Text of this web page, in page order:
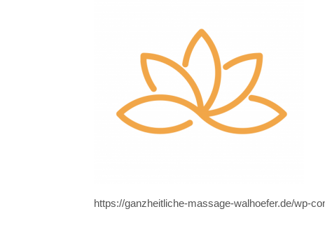
https://ganzheitliche-massage-walhoefer.de/wp-